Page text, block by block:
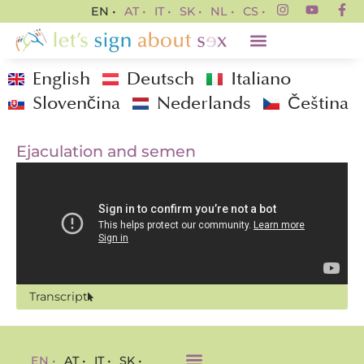
EN • AT • IT • SK • NL • CS •
English Deutsch
Italiano
Slovenčina
Nederlands Čeština
Ejaculation and semen
Transcript
EN • AT • IT •
SK •